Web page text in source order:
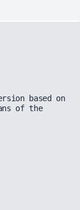
based on
of the